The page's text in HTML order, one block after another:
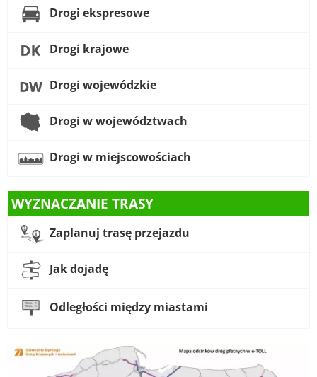
Drogi ekspresowe
Drogi krajowe
Drogi wojewódzkie
Drogi w województwach
Drogi w miejscowościach
WYZNACZANIE TRASY
Zaplanuj trasę przejazdu
Jak dojadę
Odległości między miastami